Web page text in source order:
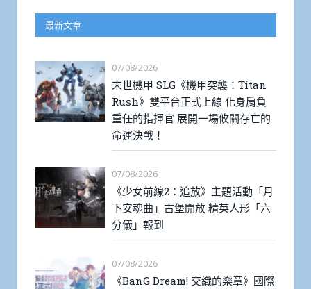
最新文章
07/08/2026
末世機甲 SLG《機甲突襲：Titan
Rush》雙平台正式上線 化身肩負
重任的指揮官 展開一場攸關存亡的
命運決戰！
07/08/2026
《少女前線2：追放》主題活動「月
下安魂曲」古堡開放 精英人形「六
分儀」報到
07/08/2026
《BanG Dream! 交織的樂章》國際